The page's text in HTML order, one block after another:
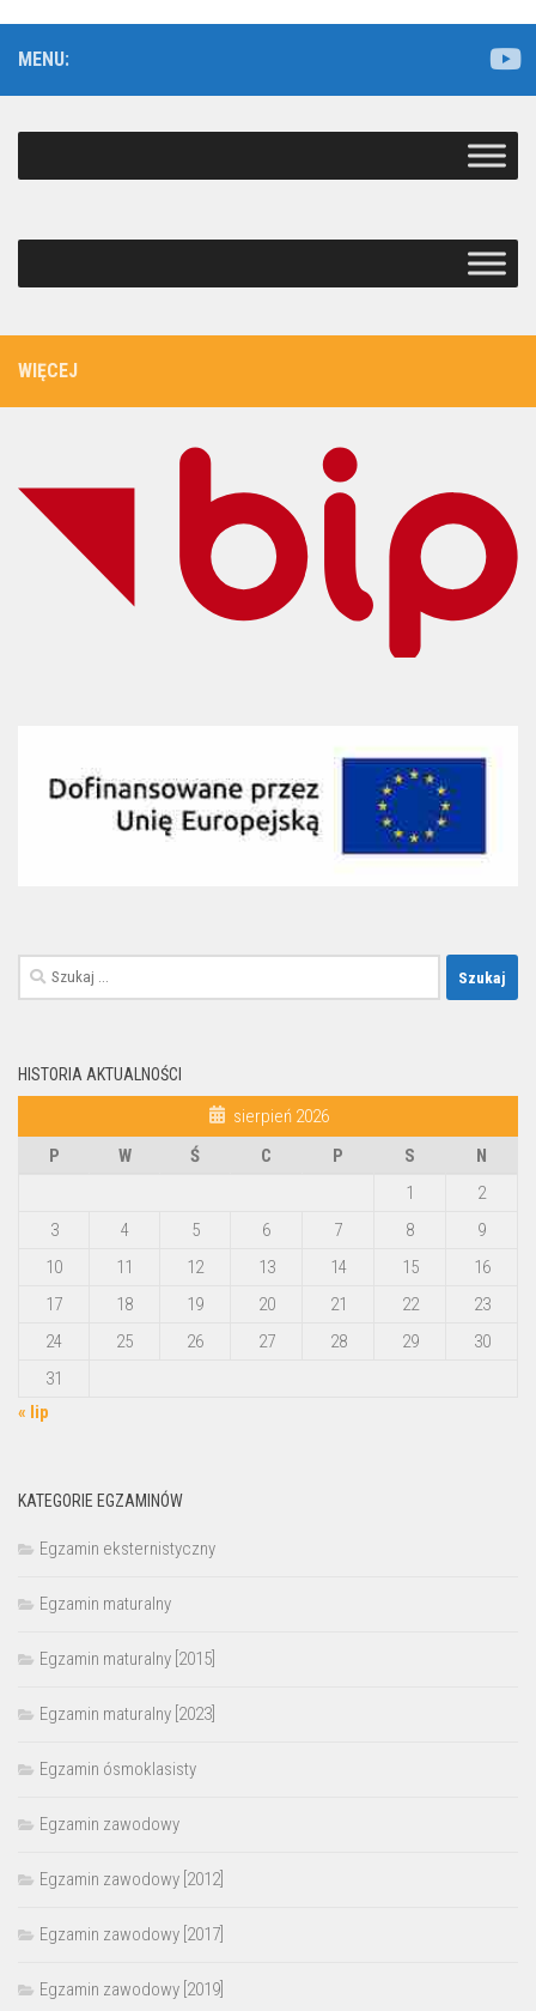
MENU:
WIĘCEJ
Szukaj:
HISTORIA AKTUALNOŚCI
sierpień 2026
P
W Ś C P S
N
1
2
3
4 5 6 7 8
9
10
11 12 13 14 15
16
17
18 19 20 21 22
23
24
25 26 27 28 29
30
31
« lip
KATEGORIE EGZAMINÓW
Egzamin eksternistyczny
Egzamin maturalny
Egzamin maturalny [2015]
Egzamin maturalny [2023]
Egzamin ósmoklasisty
Egzamin zawodowy
Egzamin zawodowy [2012]
Egzamin zawodowy [2017]
Egzamin zawodowy [2019]